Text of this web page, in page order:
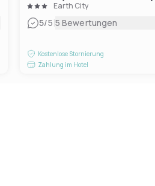
Earth City
5/5|5 Bewertungen
Kostenlose Stornierung
Zahlung im Hotel